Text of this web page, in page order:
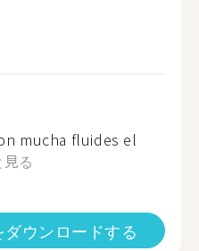
mucha fluides el
見る
ウンロードする